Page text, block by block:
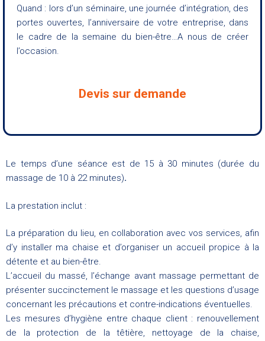
Quand : lors d’un séminaire, une journée d’intégration, des
portes ouvertes, l’anniversaire de votre entreprise, dans
le cadre de la semaine du bien-être…A nous de créer
l’occasion.
Devis sur demande
Le temps d’une séance est de 15 à 30 minutes (durée du
massage de 10 à 22 minutes).
La prestation inclut :
La préparation du lieu, en collaboration avec vos services, afin
d’y installer ma chaise et d’organiser un accueil propice à la
détente et au bien-être.
L’accueil du massé, l’échange avant massage permettant de
présenter succinctement le massage et les questions d’usage
concernant les précautions et contre-indications éventuelles.
Les mesures d’hygiène entre chaque client : renouvellement
de la protection de la têtière, nettoyage de la chaise,